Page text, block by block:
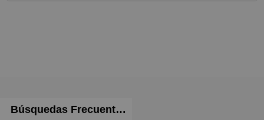
Búsquedas Frecuentes